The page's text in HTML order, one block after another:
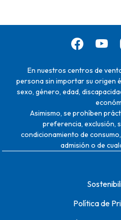
En nuestros centros de
persona sin importar su origen
sexo, género, edad,
Asimismo, se prohíben
preferencia, exclusión,
condicionamiento de
admisión o de
Política de